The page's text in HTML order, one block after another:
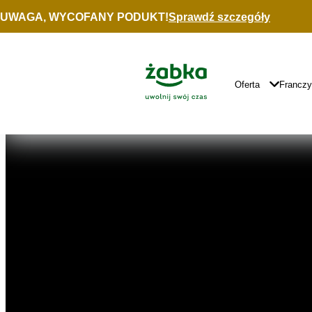
Idź do treści
UWAGA, WYCOFANY PODUKT!Sprawdź szczegóły
Główne
Logo
Główna
Nawigacja
Oferta